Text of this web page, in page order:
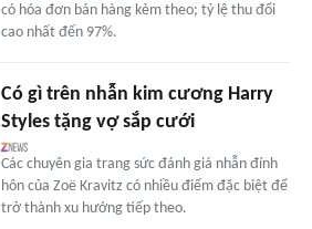
có hóa đơn bán hàng kèm theo; tỷ lệ thu đổi
cao nhất đến 97%.
Có gì trên nhẫn kim cương Harry
Styles tặng vợ sắp cưới
Các chuyên gia trang sức đánh giá nhẫn đính
hôn của Zoë Kravitz có nhiều điểm đặc biệt để
trở thành xu hướng tiếp theo.